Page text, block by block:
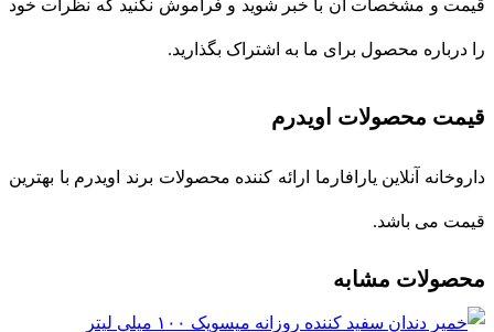
قیمت و مشخصات آن با خبر شوید و فراموش نکنید که نظرات خود
را درباره محصول برای ما به اشتراک بگذارید.
قیمت محصولات اویدرم
داروخانه آنلاین یارافارما ارائه کننده محصولات برند اویدرم با بهترین
قیمت می باشد.
محصولات مشابه